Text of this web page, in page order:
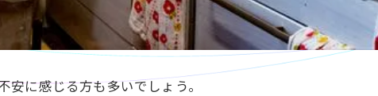
に感じる方も多いでしょう。